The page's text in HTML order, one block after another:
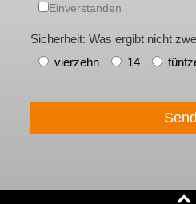
Einverstanden
Sicherheit: Was ergibt nicht
vierzehn
14